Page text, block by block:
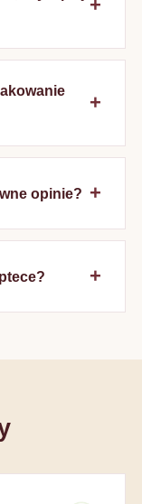
opinie?